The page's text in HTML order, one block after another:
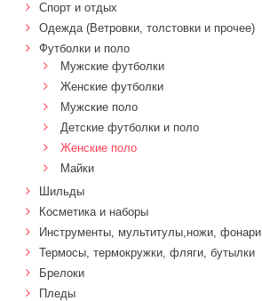
Спорт и отдых
Одежда (Ветровки, толстовки и прочее)
Футболки и поло
Мужские футболки
Женские футболки
Мужские поло
Детские футболки и поло
Женские поло
Майки
Шильды
Косметика и наборы
Инструменты, мультитулы,ножи, фонари
Термосы, термокружки, фляги, бутылки
Брелоки
Пледы